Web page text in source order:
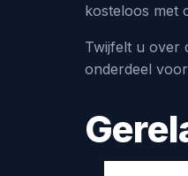
kosteloos met
Twijfelt u over
onderdeel